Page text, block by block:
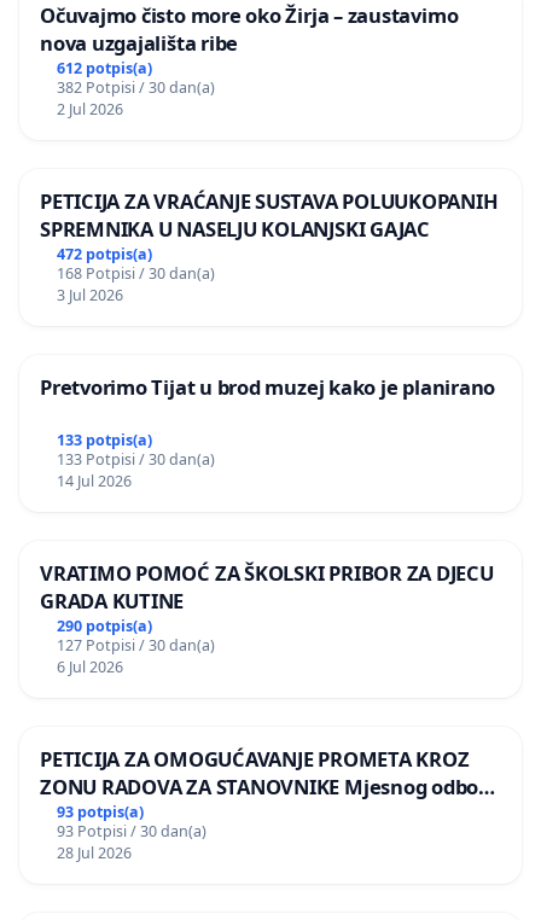
Očuvajmo čisto more oko Žirja – zaustavimo
nova uzgajališta ribe
612 potpis(a)
382 Potpisi / 30 dan(a)
2 Jul 2026
PETICIJA ZA VRAĆANJE SUSTAVA POLUUKOPANIH
SPREMNIKA U NASELJU KOLANJSKI GAJAC
472 potpis(a)
168 Potpisi / 30 dan(a)
3 Jul 2026
Pretvorimo Tijat u brod muzej kako je planirano
133 potpis(a)
133 Potpisi / 30 dan(a)
14 Jul 2026
VRATIMO POMOĆ ZA ŠKOLSKI PRIBOR ZA DJECU
GRADA KUTINE
290 potpis(a)
127 Potpisi / 30 dan(a)
6 Jul 2026
PETICIJA ZA OMOGUĆAVANJE PROMETA KROZ
ZONU RADOVA ZA STANOVNIKE Mjesnog odbora
Kamensko i Lemić Brdo
93 potpis(a)
93 Potpisi / 30 dan(a)
28 Jul 2026